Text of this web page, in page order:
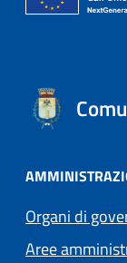
Organi di
Aree